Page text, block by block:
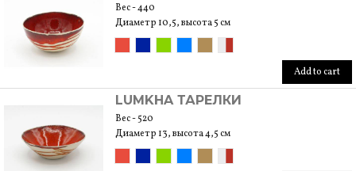
Вес - 440
Диаметр 10,5, высота 5 см
Add to cart
LUMKHA ТАРЕЛКИ
Вес - 520
Диаметр 13, высота 4,5 см